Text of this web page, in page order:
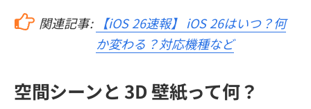
関連記事:
【iOS 26速報】 iOS 26はいつ？何
か変わる？対応機種など
空間シーンと 3D 壁紙って何？